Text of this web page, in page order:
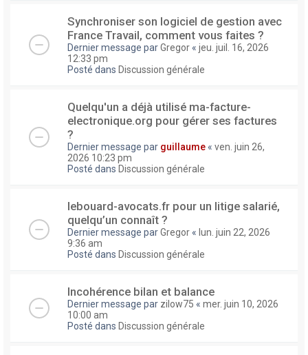
Synchroniser son logiciel de gestion avec
France Travail, comment vous faites ?
Dernier message parGregor « jeu. juil. 16, 2026
12:33 pm
Posté dans Discussion générale
Quelqu'un a déjà utilisé ma-facture-
electronique.org pour gérer ses factures
?
Dernier message par guillaume « ven. juin 26,
2026 10:23 pm
Posté dans Discussion générale
lebouard-avocats.fr pour un litige salarié,
quelqu’un connaît ?
Dernier message parGregor « lun. juin 22, 2026
9:36 am
Posté dans Discussion générale
Incohérence bilan et balance
Dernier message par zilow75 « mer. juin 10, 2026
10:00 am
Posté dans Discussion générale